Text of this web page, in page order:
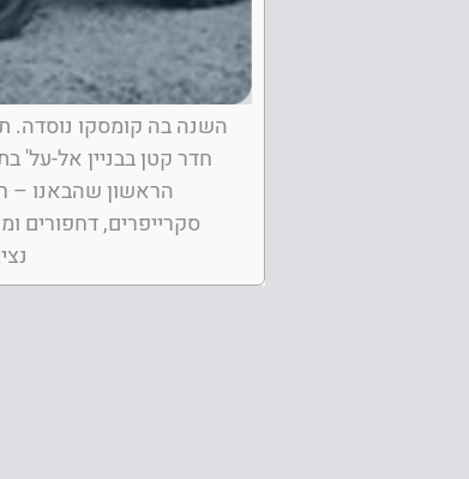
השנה בה קומסקו נוסדה.
חדר קטן בבניין אל-על'
הראשון שהבאנו –
סקרייפרים, דחפורים